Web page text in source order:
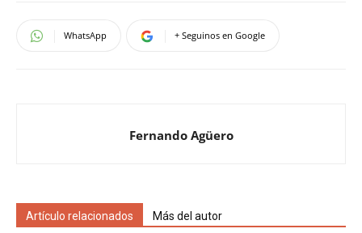
WhatsApp + Seguinos en Google
Fernando Agüero
Artículo relacionados Más del autor